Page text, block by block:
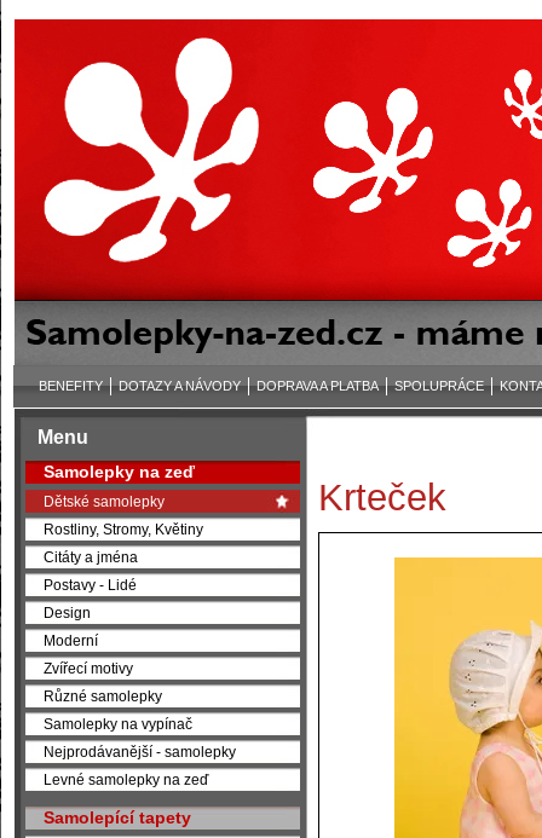
Krteček
Menu
Samolepky na zeď
Dětské samolepky
Rostliny, Stromy, Květiny
Citáty a jména
Postavy - Lidé
Design
Moderní
Zvířecí motivy
Různé samolepky
Samolepky na vypínač
Nejprodávanější - samolepky
Levné samolepky na zeď
Samolepící tapety
BENEFITY DOTAZY A NÁVODY DOPRAVA A PLATBA SPOLUPRÁCE